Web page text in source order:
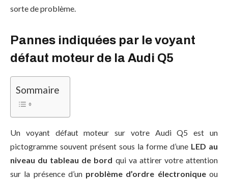
sorte de problème.
Pannes indiquées par le voyant
défaut moteur de la Audi Q5
Sommaire
Un voyant défaut moteur sur votre Audi Q5 est un
pictogramme souvent présent sous la forme d’une LED au
niveau du tableau de bord qui va attirer votre attention
sur la présence d’un problème d’ordre électroniqueou